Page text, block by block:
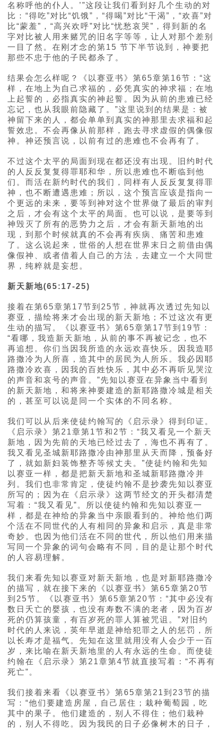
名称呼他的仆人。’”这段让我们看到好几个生动的对
比：“得吃”对比“饥饿”，“得喝”对比“干渴”，“欢喜”对
比“蒙羞”，“高兴欢呼”对比“忧愁哀哭”，得到新的名
字对比被人用来赌咒的旧名字等等，让人对那个差别
一目了然。在刚才念的第15 节下半节说到，神要把
那些不忠于他的子民都杀了。
结果会怎么样呢？《以赛亚书》第65章第16节：“这
样，在地上为自己求福的，必凭真实的神求福；在地
上起誓的，必指真实的神起誓。因为从前的患难已经
忘记，也从我眼前隐藏了。”这里说到的结果是：被
神留下来的人，都会单单到真实的神那里去求福和起
誓效忠。不会再像从前那样，跑去寻求虚假的偶像假
神。神还预言说，以前有过的患难也不会再有了。
不过这个太平的局面到现在都还没有出现。旧约时代
的人反反复复得罪耶和华，所以患难也不断临到他
们。而活在新约时代的我们，同样有人反反复复得罪
神，也不断遭遇患难；所以，这个预言应该是指向一
个更远的未来，要等到神对这个世界做了最后的审判
之后，才会有这个太平的局面。也可以说，是要等到
神毁灭了所有的恶势力之后，才会有新天新地的出
现，到那个时候就真的不会再有疾病、痛苦和患难
了。这么说起来，世俗的人想在世界末日之前借由偶
像假神、或者借着人自己的方法，去建立一个大同世
界，纯粹就是妄想。
新天新地(65:17-25)
接着在第65章第17节到25节，神就再次透过先知以
赛亚，描绘将来才会出现的新天新地；不过这次有更
生动的描写。《以赛亚书》第65章第17节到19节：
“看哪，我造新天新地，从前的事不再被记念，也不
再追想。你们当因我所造的永远欢喜快乐。因我造耶
路撒冷为人所喜，造其中的居民为人所乐。我必因耶
路撒冷欢喜，因我的百姓快乐，其中必不再听见哭泣
的声音和哀号的声音。”先知以赛亚在异象当中看到
的新天新地，和将来神要建造的新耶路撒冷城是相关
的，甚至可以说是同一个实体的不同名称。
我们可以从后来使徒约翰写的《启示录》得到印证。
《启示录》第21章第1节和2节：“我又看见一个新天
新地，因为先前的天地已经过去了，海也不再有了。
我又看见圣城新耶路撒冷由神那里从天而降，预备好
了，就如新妇装饰整齐等候丈夫。”使徒约翰和先知
以赛亚一样，都是把新天新地和圣城新耶路撒冷并
列。我们也非常肯定，使徒约翰不是抄袭先知以赛亚
所写的；因为在《启示录》这两节经文的开头都清楚
写着：“我又看见”。所以使徒约翰和先知以赛亚一
样，都是在神给的异象当中亲眼看到的。神给他们两
个活在不同世代的人有相同的异象和启示，真是非常
奇妙。也因为他们活在不同的世代，所以他们用来描
写同一个异象的词句会略有不同，目的是让那个时代
的人容易理解。
我们来看先知以赛亚对新天新地，也是对新耶路撒冷
的描写，就在接下来的《以赛亚书》第65章第20节
到25节。《以赛亚书》第65章第20节：“其中必没有
数日夭亡的婴孩，也没有寿数不满的老者，因为百岁
死的仍算孩童，有百岁死的罪人算被咒诅。”对旧约
时代的人来说，英年早逝是神给犯罪之人的惩罚，所
以长寿才是福气。先知在这里就用没有人会少于一百
岁，来比喻在新天新地里的人有永远的生命。而使徒
约翰在《启示录》第21章第4节就直接写着：“不再有
死亡”。
我们接着来看《以赛亚书》第65章第21到23节的描
写：“他们要建造房屋，自己居住；栽种葡萄园，吃
其中的果子。他们建造的，别人不得住；他们栽种
的，别人不得吃。因为我民的日子必像树木的日子，